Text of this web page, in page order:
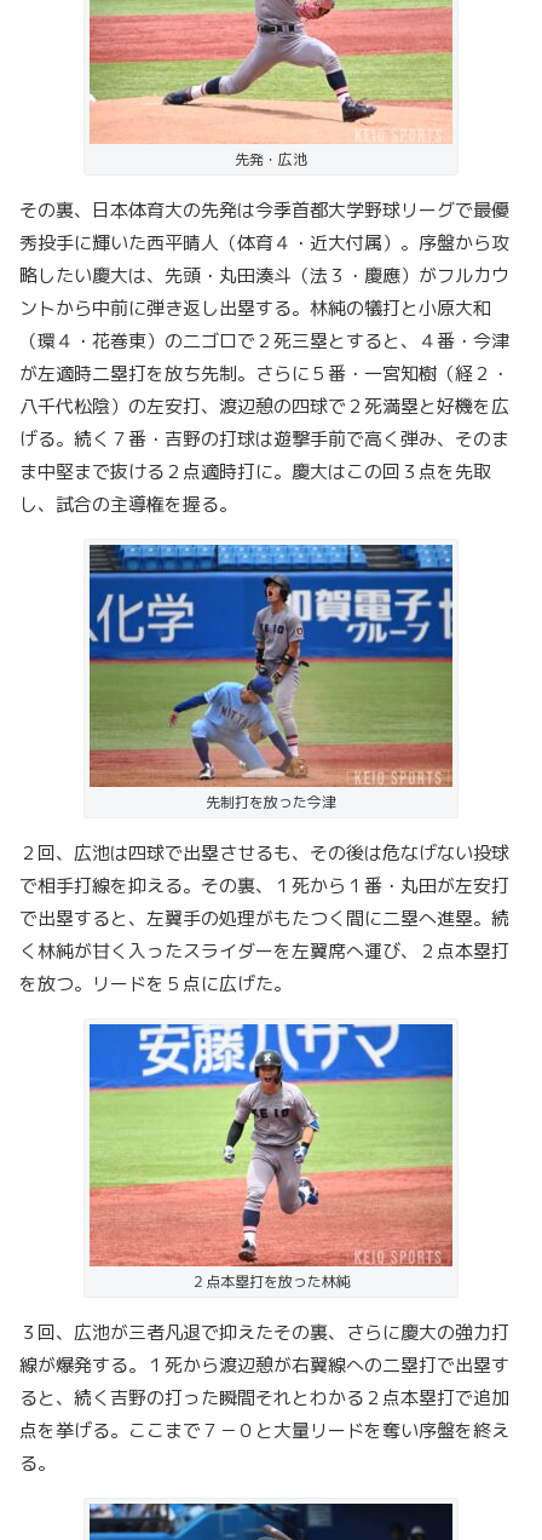
先発・広池
その裏、日本体育大の先発は今季首都大学野球リーグで最優
秀投手に輝いた西平晴人（体育４・近大付属）。序盤から攻
略したい慶大は、先頭・丸田湊斗（法３・慶應）がフルカウ
ントから中前に弾き返し出塁する。林純の犠打と小原大和
（環４・花巻東）の二ゴロで２死三塁とすると、４番・今津
が左適時二塁打を放ち先制。さらに５番・一宮知樹（経２・
八千代松陰）の左安打、渡辺憩の四球で２死満塁と好機を広
げる。続く７番・吉野の打球は遊撃手前で高く弾み、そのま
ま中堅まで抜ける２点適時打に。慶大はこの回３点を先取
し、試合の主導権を握る。
先制打を放った今津
２回、広池は四球で出塁させるも、その後は危なげない投球
で相手打線を抑える。その裏、１死から１番・丸田が左安打
で出塁すると、左翼手の処理がもたつく間に二塁へ進塁。続
く林純が甘く入ったスライダーを左翼席へ運び、２点本塁打
を放つ。リードを５点に広げた。
２点本塁打を放った林純
３回、広池が三者凡退で抑えたその裏、さらに慶大の強力打
線が爆発する。１死から渡辺憩が右翼線への二塁打で出塁す
ると、続く吉野の打った瞬間それとわかる２点本塁打で追加
点を挙げる。ここまで７－０と大量リードを奪い序盤を終え
る。